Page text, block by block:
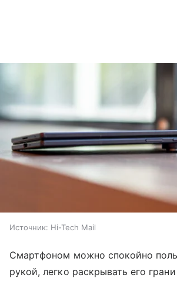
Источник: Hi-Tech Mail
Смартфоном можно спокойно
рукой, легко раскрывать его